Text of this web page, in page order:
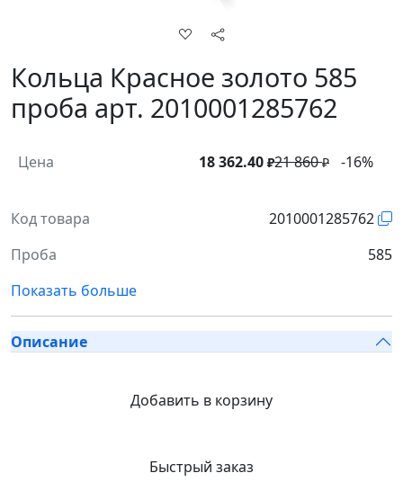
Кольца Красное золото 585
проба арт. 2010001285762
Цена 18 362.40 ₽21 860₽ -16%
Код товара
2010001285762
Проба
585
Показать больше
Описание
Добавить в корзину
Быстрый заказ